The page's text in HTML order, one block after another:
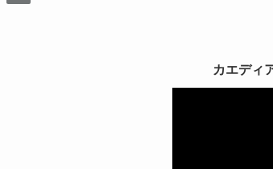
カエディ